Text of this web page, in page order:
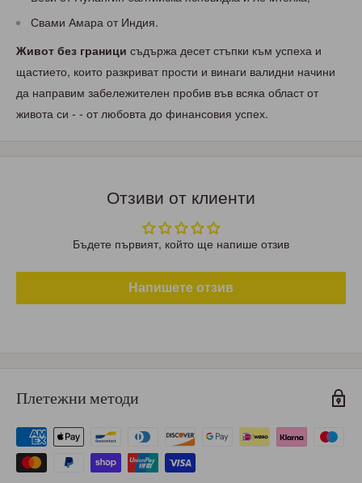
Свами Амара от Индия.
Живот без граници съдържа десет стъпки към успеха и
щастието, които разкриват прости и винаги валидни начини
да направим забележителен пробив във всяка област от
живота си - - от любовта до финансовия успех.
Отзиви от клиенти
Бъдете първият, който ще напише отзив
Напишете отзив
Плетежни методи